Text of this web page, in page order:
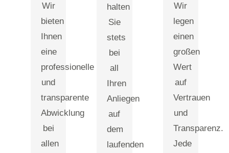
Wir
bieten
Ihnen
eine
professionelle
und
transparente
Abwicklung
bei
allen
halten
Sie
stets
bei
all
Ihren
Anliegen
auf
dem
laufenden
Wir
legen
einen
großen
Wert
auf
Vertrauen
und
Transparenz.
Jede